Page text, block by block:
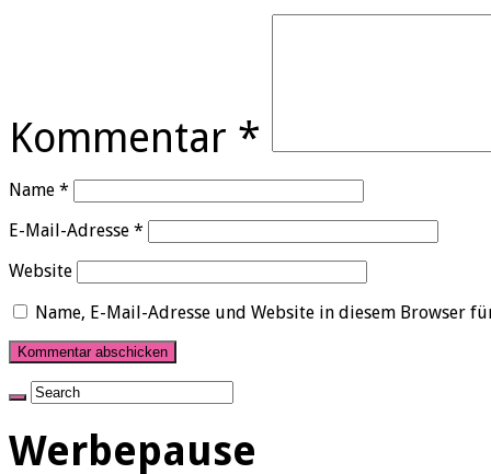
Kommentar *
Name *
E-Mail-Adresse *
Website
Name, E-Mail-Adresse und Website in diesem Browser
Werbepause